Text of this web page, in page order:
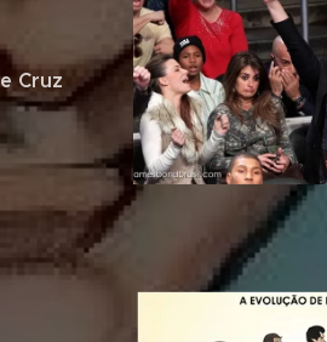
Cruz